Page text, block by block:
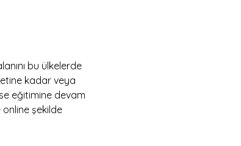
bu ülkelerde
kadar veya
eğitimine devam
online şekilde